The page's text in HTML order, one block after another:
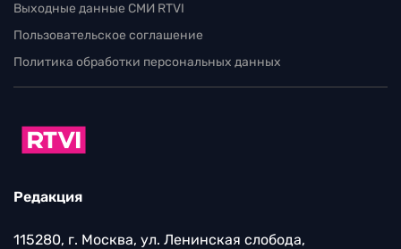
Выходные данные СМИ RTVI
Пользовательское соглашение
Политика обработки персональных данных
Редакция
115280, г. Москва, ул. Ленинская слобода,